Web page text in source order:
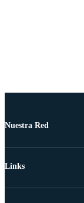
Nuestra Red
Links